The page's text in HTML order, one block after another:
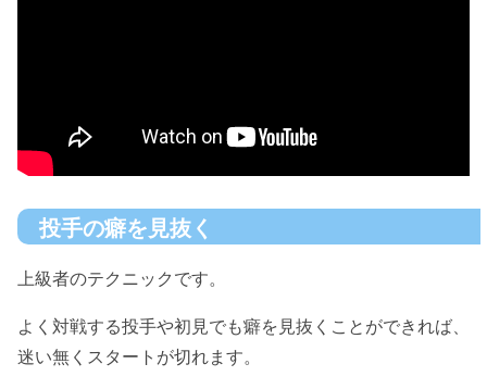
投手の癖を見抜く
上級者のテクニックです。
よく対戦する投手や初見でも癖を見抜くことができれば、
迷い無くスタートが切れます。